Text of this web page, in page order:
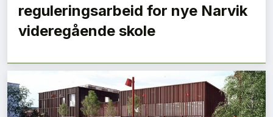
reguleringsarbeid for nye Narvik
videregående skole